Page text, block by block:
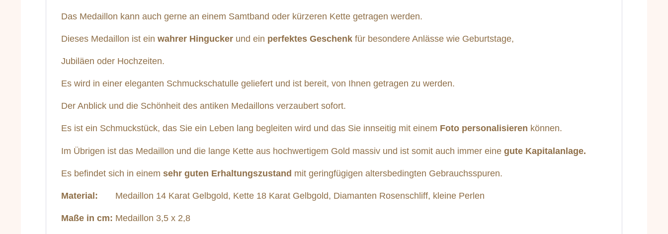
Das Medaillon kann auch gerne an einem Samtband oder kürzeren Kette getragen werden.
Dieses Medaillon ist ein wahrer Hingucker und ein perfektes Geschenk für besondere Anlässe wie Geburtstage,
Jubiläen oder Hochzeiten.
Es wird in einer eleganten Schmuckschatulle geliefert und ist bereit, von Ihnen getragen zu werden.
Der Anblick und die Schönheit des antiken Medaillons verzaubert sofort.
Es ist ein Schmuckstück, das Sie ein Leben lang begleiten wird und das Sie innseitig mit einem Foto personalisieren können.
Im Übrigen ist das Medaillon und die lange Kette aus hochwertigem Gold massiv und ist somit auch immer eine gute Kapitalanlage.
Es befindet sich in einem sehr guten Erhaltungszustand mit geringfügigen altersbedingten Gebrauchsspuren.
Material: Medaillon 14 Karat Gelbgold, Kette 18 Karat Gelbgold, Diamanten Rosenschliff, kleine Perlen
Maße in cm: Medaillon 3,5 x 2,8